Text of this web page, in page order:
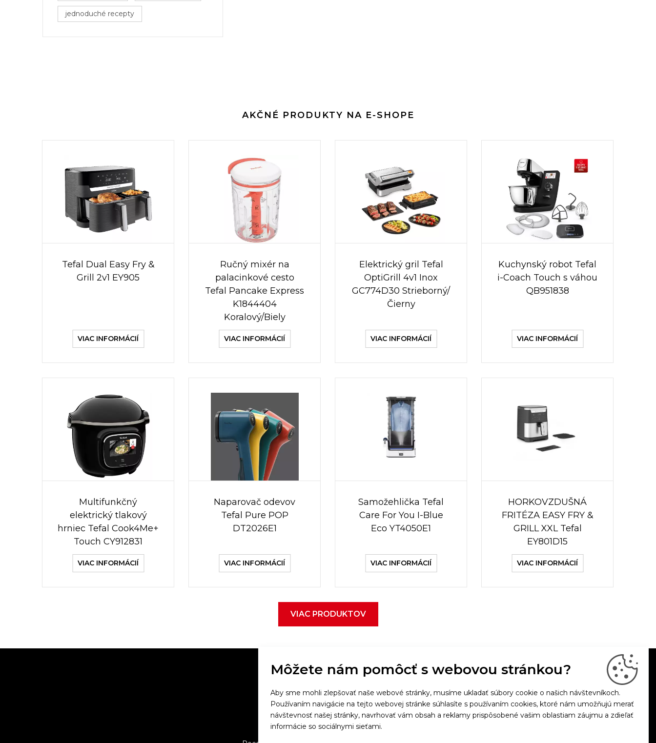
jednoduché recepty
AKČNÉ PRODUKTY NA E-SHOPE
Tefal Dual Easy Fry &
Grill 2v1 EY905
VIAC INFORMÁCIÍ
Ručný mixér na
palacinkové cesto
Tefal Pancake Express
K1844404
Koralový/Biely
VIAC INFORMÁCIÍ
Elektrický gril Tefal
OptiGrill 4v1 Inox
GC774D30 Strieborný/
Čierny
VIAC INFORMÁCIÍ
Kuchynský robot Tefal
i-Coach Touch s váhou
QB951838
VIAC INFORMÁCIÍ
Multifunkčný
elektrický tlakový
hrniec Tefal Cook4Me+
Touch CY912831
VIAC INFORMÁCIÍ
Naparovač odevov
Tefal Pure POP
DT2026E1
VIAC INFORMÁCIÍ
Samožehlička Tefal
Care For You I-Blue
Eco YT4050E1
VIAC INFORMÁCIÍ
HORKOVZDUŠNÁ
FRITÉZA EASY FRY &
GRILL XXL Tefal
EY801D15
VIAC INFORMÁCIÍ
VIAC PRODUKTOV
Večeriame společne
Tefal
Môžete nám pomôcť s webovou stránkou?
Aby sme mohli zlepšovať naše webové stránky, musíme ukladať súbory cookie o našich návštevníkoch.
Používaním navigácie na tejto webovej stránke súhlasíte s používaním cookies, ktoré nám umožňujú merať
návštevnosť našej stránky, navrhovať vám obsah a reklamy prispôsobené vašim oblastiam záujmu a zdieľať
informácie so sociálnymi sieťami.